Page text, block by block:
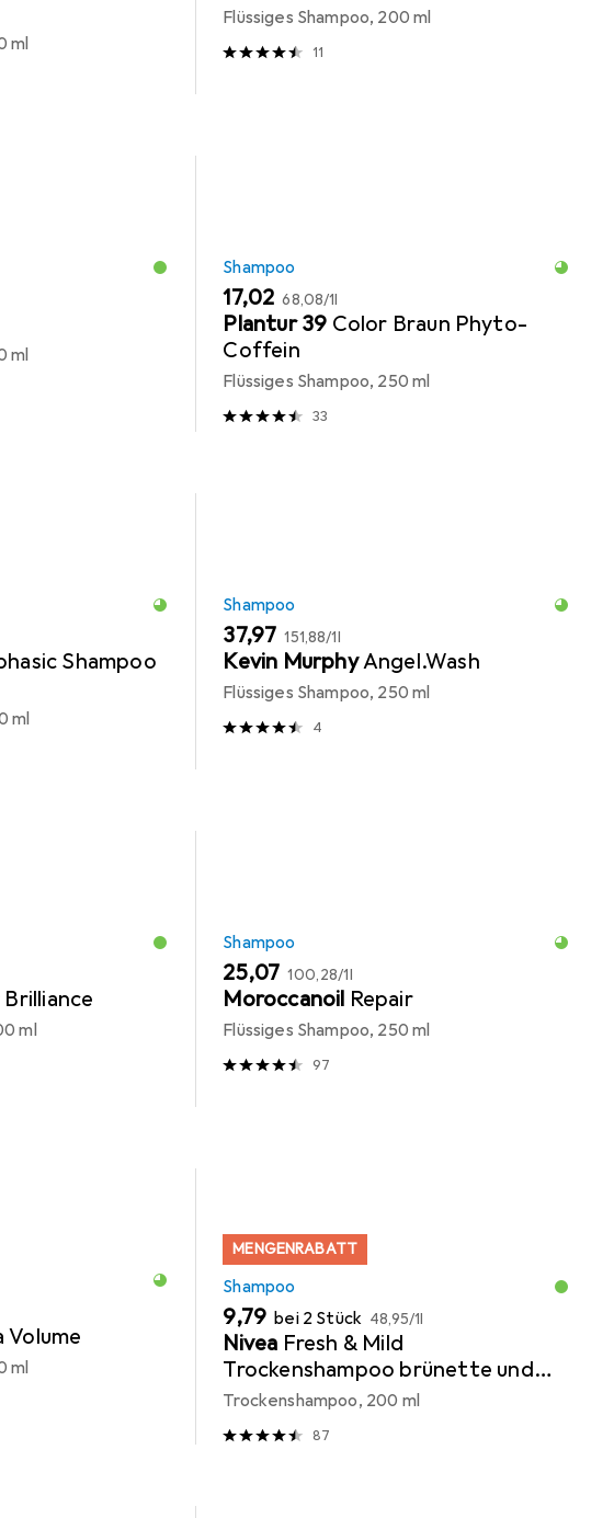
ml
Flüssiges Shampoo, 200 ml
11
ml
Shampoo
EUR
17,02 EUR
68,08/1l
Plantur 39 Color Braun Phyto-
Coffein
Flüssiges Shampoo, 250 ml
33
Shampoo
ml
Shampoo
EUR
37,97 EUR
151,88/1l
Kevin MurphyAngel.Wash
Flüssiges Shampoo, 250 ml
4
ml
Shampoo
EUR
25,07 EUR
100,28/1l
Moroccanoil Repair
Flüssiges Shampoo, 250 ml
97
Volume
ml
MENGENRABATT
Shampoo
EUR
9,79 bei 2 Stück EUR
48,95/1l
Nivea Fresh & Mild
Trockenshampoo brünette und
mittlere Haartöne
Trockenshampoo, 200 ml
87